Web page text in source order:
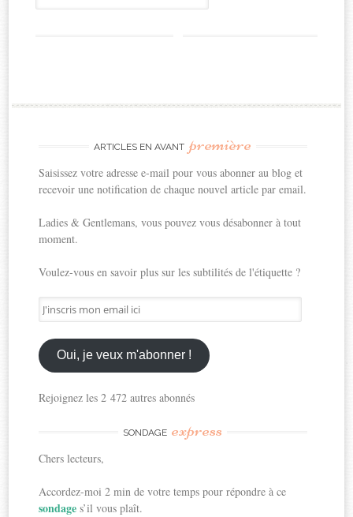
ARTICLES EN AVANT première
Saisissez votre adresse e-mail pour vous abonner au blog et
recevoir une notification de chaque nouvel article par email.
Ladies & Gentlemans, vous pouvez vous désabonner à tout
moment.
Voulez-vous en savoir plus sur les subtilités de l'étiquette ?
J'inscris
mon
email
ici
Oui, je veux m'abonner !
Rejoignez les 2 472 autres abonnés
SONDAGE express
Chers lecteurs,
Accordez-moi 2 min de votre temps pour répondre à ce
sondages’il vous plaît.